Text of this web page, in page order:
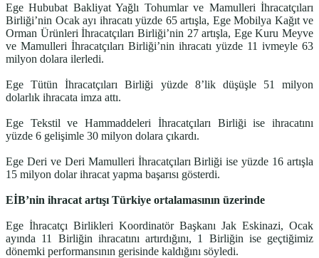
Ege Hububat Bakliyat Yağlı Tohumlar ve Mamulleri İhracatçıları
Birliği’nin Ocak ayı ihracatı yüzde 65 artışla, Ege Mobilya Kağıt ve
Orman Ürünleri İhracatçıları Birliği’nin 27 artışla, Ege Kuru Meyve
ve Mamulleri İhracatçıları Birliği’nin ihracatı yüzde 11 ivmeyle 63
milyon dolara ilerledi.
Ege Tütün İhracatçıları Birliği yüzde 8’lik düşüşle 51 milyon
dolarlık ihracata imza attı.
Ege Tekstil ve Hammaddeleri İhracatçıları Birliği ise ihracatını
yüzde 6 gelişimle 30 milyon dolara çıkardı.
Ege Deri ve Deri Mamulleri İhracatçıları Birliği ise yüzde 16 artışla
15 milyon dolar ihracat yapma başarısı gösterdi.
EİB’nin ihracat artışı Türkiye ortalamasının üzerinde
Ege İhracatçı Birlikleri Koordinatör Başkanı Jak Eskinazi, Ocak
ayında 11 Birliğin ihracatını artırdığını, 1 Birliğin ise geçtiğimiz
dönemki performansının gerisinde kaldığını söyledi.